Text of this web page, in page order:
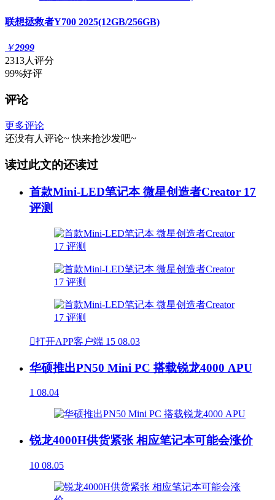
联想拯救者Y700 2025(12GB/256GB)
￥2999
2313人评分
99%好评
评论
更多评论
还没有人评论~ 快来抢沙发吧~
读过此文的还读过
首款Mini-LED笔记本 微星创造者Creator 17
评测
打开APP客户端 15 08.03
华硕推出PN50 Mini PC 搭载锐龙4000 APU
1 08.04
锐龙4000H供货紧张 相应笔记本可能会涨价
10 08.05